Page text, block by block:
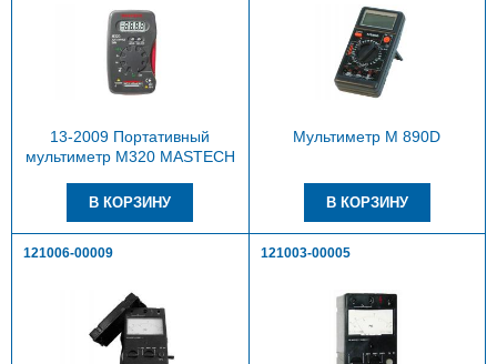
13-2009 Портативный
мультиметр M320 MASTECH
Мультиметр М 890D
121006-00009 121003-00005